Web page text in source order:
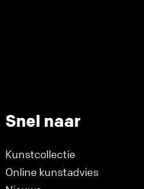
Snel naar
Kunstcollectie
Online kunstadvies